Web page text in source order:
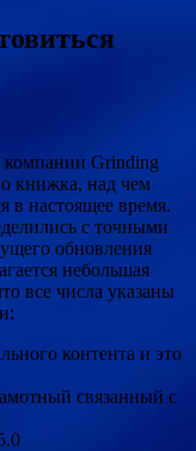
компании Grinding
книжка, над чем
в настоящее время.
с точными
обновления
небольшая
все числа указаны
контента и это
связанный с